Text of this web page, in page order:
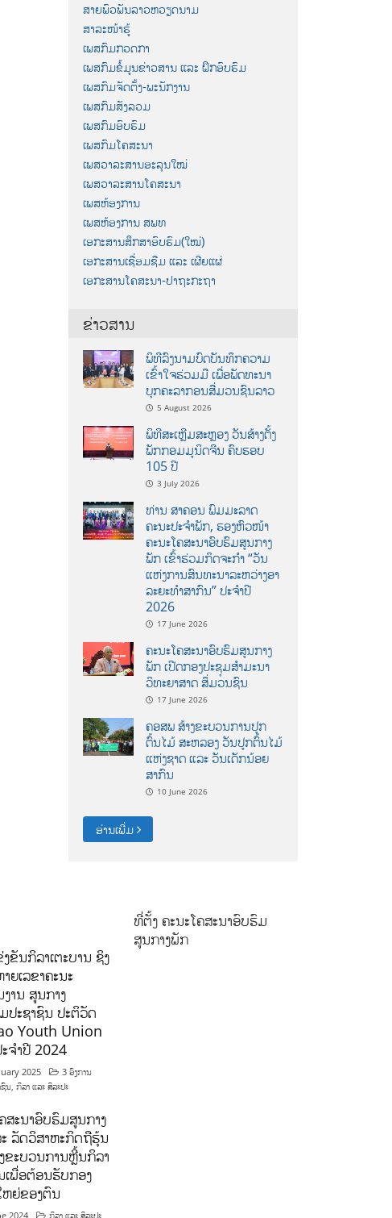
ສາຍພົວພັນລາວຫວຽດນາມ
ສາລະໜ້າຮູ້
ເພສກົມກວດກາ
ເພສກົມຂໍ້ມູນຂ່າວສານ ແລະ ຝຶກອົບຮົມ
ເພສກົມຈັດຕັ້ງ-ພະນັກງານ
ເພສກົມສັງລວມ
ເພສກົມອົບຮົມ
ເພສກົມໂຄສະນາ
ເພສວາລະສານອະລຸນໃໝ່
ເພສວາລະສານໂຄສະນາ
ເພສຫ້ອງການ
ເພສຫ້ອງການ ສພທ
ເອກະສານສຶກສາອົບຮົມ(ໃໝ່)
ເອກະສານເຊື່ອມຊືມ ແລະ ເຜີຍແຜ່
ເອກະສານໂຄສະນາ-ປາຖະກະຖາ
ຂ່າວສານ
ພິທີລົງນາມບົດບັນທຶກຄວາມ
ເຂົ້າໃຈຮ່ວມມື ເພື່ອພັດທະນາ
ບຸກຄະລາກອນສື່ມວນຊົນລາວ
5 August 2026
ພິທີສະເຫຼີມສະຫຼອງ ວັນສ້າງຕັ້ງ
ພັກກອມມູນິດຈີນ ຄົບຮອບ
105 ປີ
3 July 2026
ທ່ານ ສາຄອນ ພົມມະລາດ
ຄະນະປະຈໍາພັກ, ຮອງຫົວໜ້າ
ຄະນະໂຄສະນາອົບຮົມສູນກາງ
ພັກ ເຂົ້າຮ່ວມກິດຈະກຳ “ວັນ
ແຫ່ງການສົນທະນາລະຫວ່າງອາ
ລະຍະທຳສາກົນ” ປະຈຳປີ
2026
17 June 2026
ຄະນະໂຄສະນາອົບຮົມສູນກາງ
ພັກ ເປີດກອງປະຊຸມສຳມະນາ
ວິທະຍາສາດ ສຶ່ມວນຊົນ
17 June 2026
ຄອສພ ສ້າງຂະບວນການປູກ
ຕົ້ນໄມ້ ສະຫລອງ ວັນປູກຕົ້ນໄມ້
ແຫ່ງຊາດ ແລະ ວັນເດັກນ້ອຍ
ສາກົນ
10 June 2026
ອ່ານເພີ່ມ
ຂັນກິລາເຕະບານ ຊິງ
ຍເລຂາຄະນະ
ານ ສູນກາງ
ປະຊາຊົນ ປະຕິວັດ
Youth Union
ຈຳປີ 2024
2025
3 ອົງການ
ນ, ກິລາ ແລະ ສິລະປະ
ສະນາອົບຮົມສູນກາງ
ລັດວິສາຫະກິດຖືຮຸ້ນ
ຂະບວນການຫຼີ້ນກິລາ
ເພື່ອຕ້ອນຮັບກອງ
ຫຍ່ຂອງຕົນ
2024 ກິລາ ແລະ ສິລະປະ
ທີ່ຕັ້ງ ຄະນະໂຄສະນາອົບຮົມ
ສູນກາງພັກ